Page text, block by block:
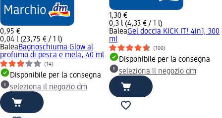
0,95 €
0,04 l (23,75 € / 1 l)
BaleaBagnoschiuma Glow al
profumo di pesca e mela, 40 ml
(14)
Disponibile per la consegna
seleziona il negozio dm
1,30 €
0,3 l (4,33 € / 1 l)
BaleaGel doccia KICK IT! 4in1, 300
ml
(100)
Disponibile per la consegna
seleziona il negozio dm